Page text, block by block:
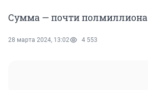
Сумма — почти полмиллиона
28 марта 2024, 13:02 4 553